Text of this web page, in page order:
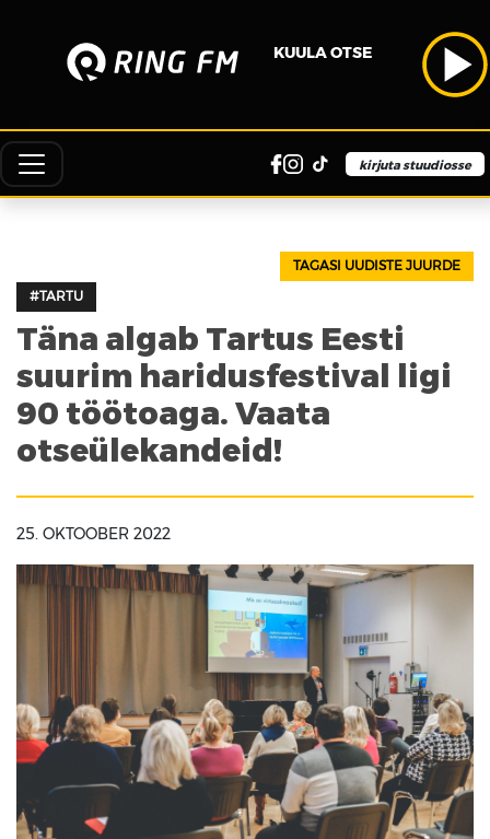
KUULA OTSE
kirjuta stuudiosse
#TARTU
TAGASI UUDISTE JUURDE
Täna algab Tartus Eesti
suurim haridusfestival ligi
90 töötoaga. Vaata
otseülekandeid!
25. OKTOOBER 2022